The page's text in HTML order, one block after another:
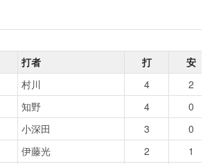
打者 打
安
村川 4
2
知野 4
0
小深田 3
0
伊藤光 2
1